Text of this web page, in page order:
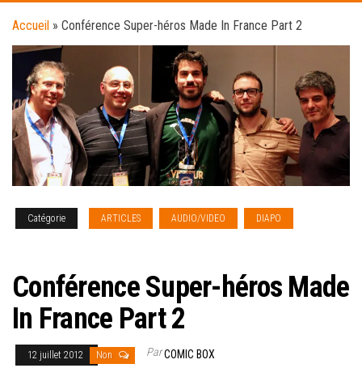
Accueil » Conférence Super-héros Made In France Part 2
Catégorie ARTICLES AUDIO/VIDEO DIAPO
Conférence Super-héros Made
In France Part 2
12 juillet 2012 Non ParCOMIC BOX